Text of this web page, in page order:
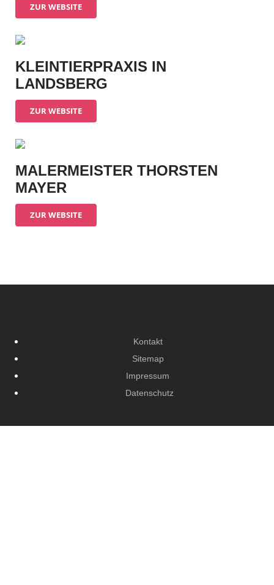
ZUR WEBSITE
KLEINTIERPRAXIS IN
LANDSBERG
ZUR WEBSITE
MALERMEISTER THORSTEN
MAYER
ZUR WEBSITE
Kontakt
Sitemap
Impressum
Datenschutz